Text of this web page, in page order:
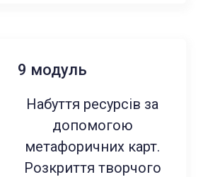
9 модуль
Набуття ресурсів за
допомогою
метафоричних карт.
Розкриття творчого